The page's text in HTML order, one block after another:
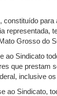
constituído para
representada,
Grosso do
ao Sindicato
que prestam
inclusive
ao Sindicato,